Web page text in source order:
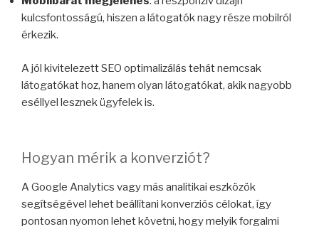
kulcsfontosságú, hiszen a látogatók nagy része mobilról
érkezik.
A jól kivitelezett SEO optimalizálás tehát nemcsak
látogatókat hoz, hanem olyan látogatókat, akik nagyobb
eséllyel lesznek ügyfelek is.
Hogyan mérik a konverziót?
A Google Analytics vagy más analitikai eszközök
segítségével lehet beállítani konverziós célokat, így
pontosan nyomon lehet követni, hogy melyik forgalmi